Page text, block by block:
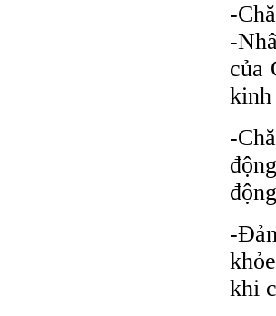
-
-
của
kinh
-
-
khi